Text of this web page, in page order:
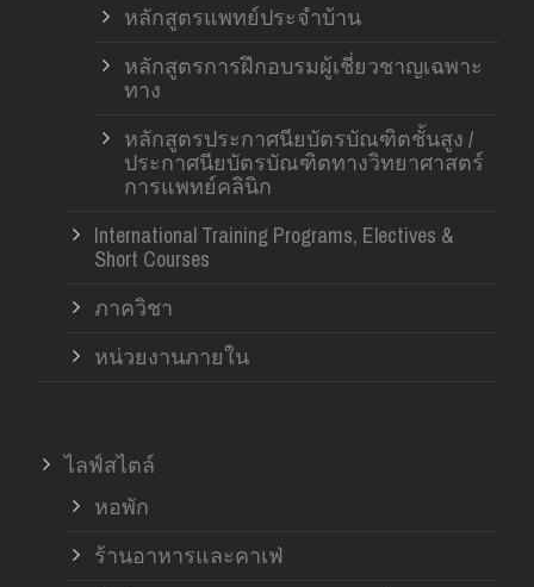
หลักสูตรแพทย์ประจำบ้าน
หลักสูตรการฝึกอบรมผู้เชี่ยวชาญเฉพาะ
ทาง
หลักสูตรประกาศนียบัตรบัณฑิตชั้นสูง /
ประกาศนียบัตรบัณฑิตทางวิทยาศาสตร์
การแพทย์คลินิก
International Training Programs, Electives &
Short Courses
ภาควิชา
หน่วยงานภายใน
ไลฟ์สไตล์
หอพัก
ร้านอาหารและคาเฟ่